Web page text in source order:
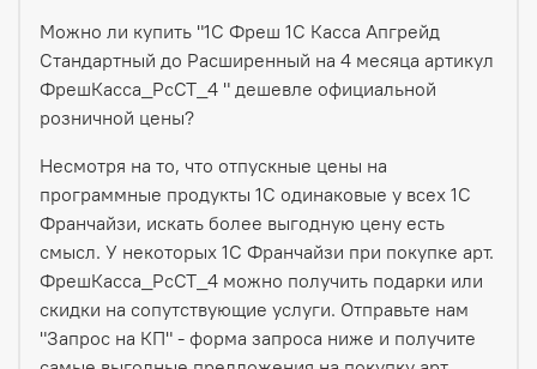
Можно ли купить "1С Фреш 1С Касса Апгрейд
Стандартный до Расширенный на 4 месяца артикул
ФрешКасса_РсСТ_4 " дешевле официальной
розничной цены?
Несмотря на то, что отпускные цены на
программные продукты 1С одинаковые у всех 1С
Франчайзи, искать более выгодную цену есть
смысл. У некоторых 1С Франчайзи при покупке арт.
ФрешКасса_РсСТ_4 можно получить подарки или
скидки на сопутствующие услуги. Отправьте нам
"Запрос на КП" - форма запроса ниже и получите